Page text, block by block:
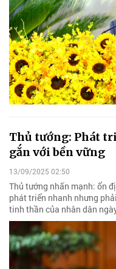
Thủ tướng: Phát
gắn với bền vững
13/09/2025 02:50
Thủ tướng nhấn mạnh: ổn
phát triển nhanh nhưng
tinh thần của nhân dân